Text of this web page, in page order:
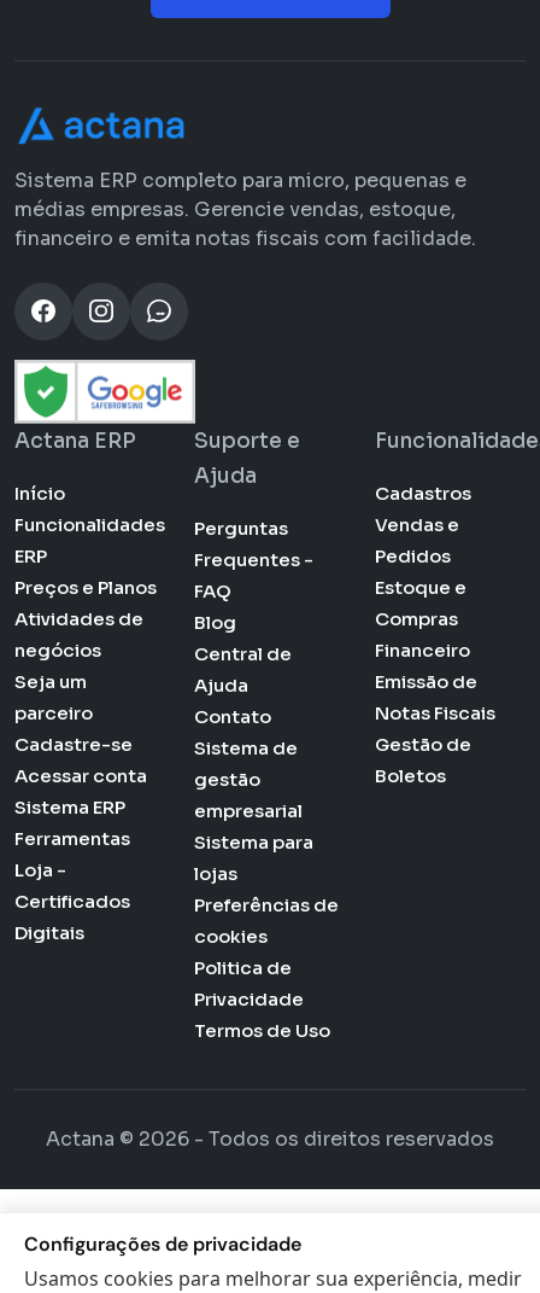
Sistema ERP completo para micro, pequenas e
médias empresas. Gerencie vendas, estoque,
financeiro e emita notas fiscais com facilidade.
Actana ERP
Início
Funcionalidades
ERP
Preços e Planos
Atividades de
negócios
Seja um
parceiro
Cadastre-se
Acessar conta
Sistema ERP
Ferramentas
Loja -
Certificados
Digitais
Suporte e
Ajuda
Perguntas
Frequentes -
FAQ
Blog
Central de
Ajuda
Contato
Sistema de
gestão
empresarial
Sistema para
lojas
Preferências de
cookies
Politica de
Privacidade
Termos de Uso
Cadastros
Vendas e
Pedidos
Estoque e
Compras
Financeiro
Emissão de
Notas Fiscais
Gestão de
Boletos
Actana © 2026 - Todos os direitos reservados
Configurações de privacidade
Usamos cookies para melhorar sua experiência, medir